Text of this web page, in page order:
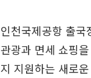
인천국제공항 출국
관광과 면세 쇼핑
지 지원하는 새로